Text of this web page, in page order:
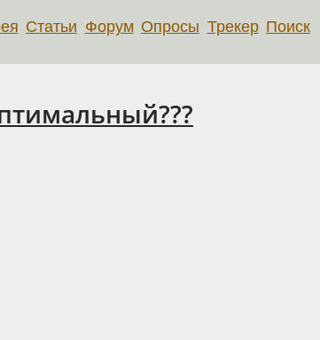
Статьи Форум Опросы Трекер Поиск